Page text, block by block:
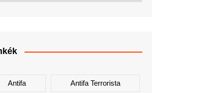
Antifa Antifa Terrorista